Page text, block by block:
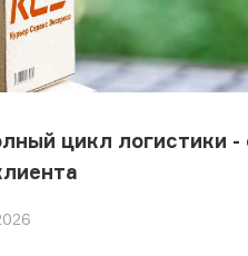
цикл логистики -